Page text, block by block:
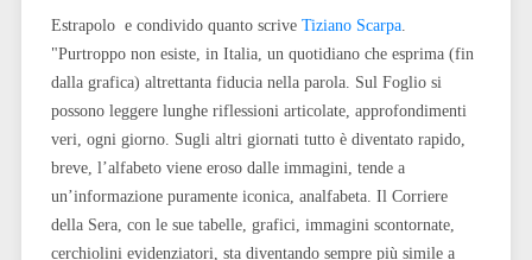
Estrapolo e condivido quanto scrive Tiziano Scarpa.
"Purtroppo non esiste, in Italia, un quotidiano che esprima (fin
dalla grafica) altrettanta fiducia nella parola. Sul Foglio si
possono leggere lunghe riflessioni articolate, approfondimenti
veri, ogni giorno. Sugli altri giornati tutto è diventato rapido,
breve, l’alfabeto viene eroso dalle immagini, tende a
un’informazione puramente iconica, analfabeta. Il Corriere
della Sera, con le sue tabelle, grafici, immagini scontornate,
cerchiolini evidenziatori, sta diventando sempre più simile a